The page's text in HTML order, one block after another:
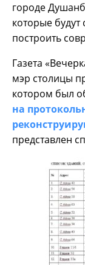
городе
которые будут
построить
Газета
мэр столицы
котором был
на
представлен